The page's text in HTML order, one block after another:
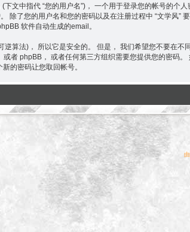
文中指代 “您的用户名”)， 一个用于登录您的帐号的个
除了您的用户名和您的密码以及在注册过程中 “文学风
软件自动生成的email。
算法)， 所以它是安全的。 但是， 我们希望您不要在
或者 phpBB， 或者任何第三方组织需要您提供您的密码
的密码让您取回帐号。
由